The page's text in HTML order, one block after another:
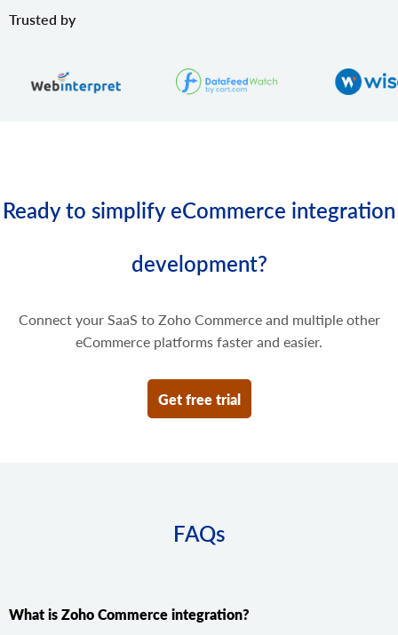
Bild vom Produkt löschen
Preise zur Produktvariante hinzufügen.
product.variant.price.update
Trusted by
Ready to simplify eCommerce integration
development?
Connect your SaaS to Zoho Commerce and multiple other
eCommerce platforms faster and easier.
Get free trial
FAQs
What is Zoho Commerce integration?